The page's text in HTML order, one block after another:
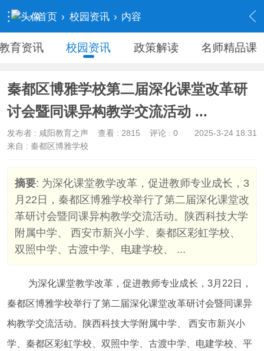
› 首页 › 校园资讯 › 内容
育资讯 校园资讯 政策解读 名师精品课
秦都区博雅学校第二届深化课堂改革研
讨会暨同课异构教学交流活动 ...
2025-3-24 18:31
发布者 : 咸阳教育之声 查看 : 2815
评论 : 0
来自 : 秦都区博雅学校
摘要: 为深化课堂教学改革，促进教师专业成长，3
月22日，秦都区博雅学校举行了第二届深化课堂改
革研讨会暨同课异构教学交流活动。陕西科技大学
附属中学、 西安市新兴小学、秦都区彩虹学校、
双照中学、古渡中学、电建学校、 ...
为深化课堂教学改革，促进教师专业成长，3月22日，
秦都区博雅学校举行了第二届深化课堂改革研讨会暨同课异
构教学交流活动。陕西科技大学附属中学、 西安市新兴小
学、秦都区彩虹学校、双照中学、古渡中学、电建学校、平